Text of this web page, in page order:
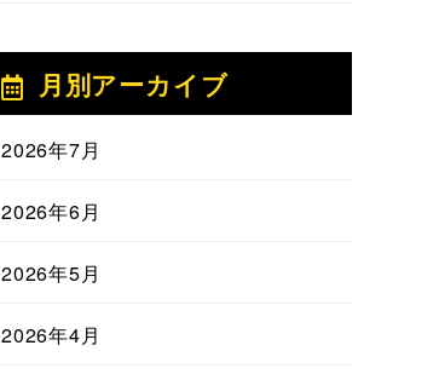
月別アーカイブ
2026年7月
2026年6月
2026年5月
2026年4月